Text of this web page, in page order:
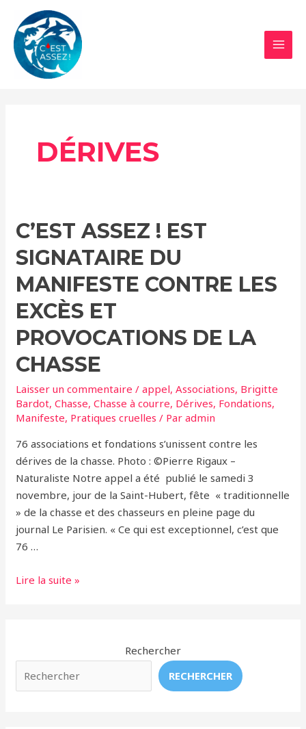
contenu
DÉRIVES
C’EST ASSEZ ! EST
SIGNATAIRE DU
MANIFESTE CONTRE LES
EXCÈS ET
PROVOCATIONS DE LA
CHASSE
Laisser un commentaire /appel,Associations, Brigitte
Bardot,Chasse,Chasse à courre, Dérives, Fondations,
Manifeste, Pratiques cruelles / Paradmin
76 associations et fondations s’unissent contre les
dérives de la chasse. Photo : ©Pierre Rigaux –
Naturaliste Notre appel a été publié le samedi 3
novembre, jour de la Saint-Hubert, fête « traditionnelle
» de la chasse et des chasseurs en pleine page du
journal Le Parisien. « Ce qui est exceptionnel, c’est que
76 …
C’est
du
manifeste
Lire la suite »
Rechercher
RECHERCHER